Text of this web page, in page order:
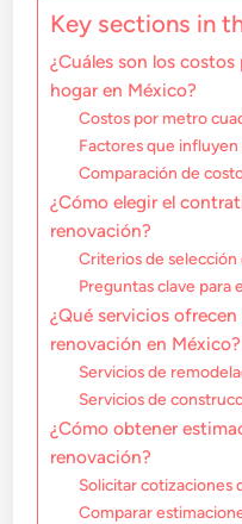
Key sections in
¿Cuáles son los
hogar en México?
Costos por metro
Factores que
Comparación de
¿Cómo elegir el
renovación?
Criterios de
Preguntas clave para
¿Qué servicios
renovación en México?
Servicios de
Servicios de
¿Cómo obtener
renovación?
Solicitar cotizaciones
Comparar